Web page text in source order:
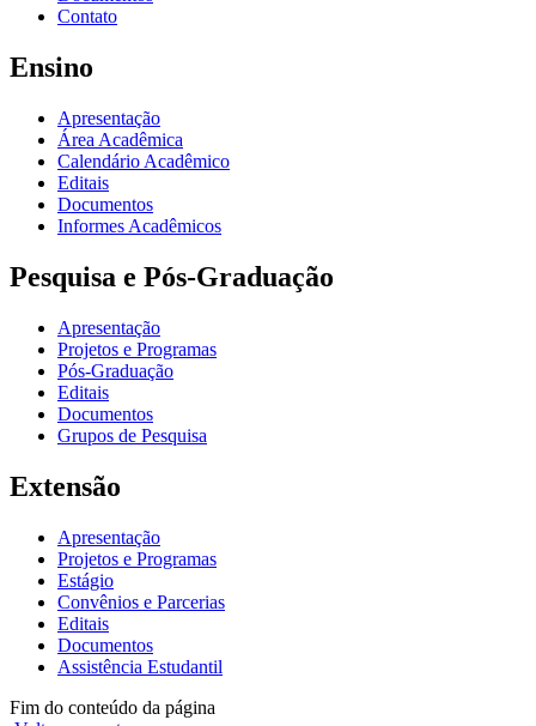
Contato
Ensino
Apresentação
Área Acadêmica
Calendário Acadêmico
Editais
Documentos
Informes Acadêmicos
Pesquisa e Pós-Graduação
Apresentação
Projetos e Programas
Pós-Graduação
Editais
Documentos
Grupos de Pesquisa
Extensão
Apresentação
Projetos e Programas
Estágio
Convênios e Parcerias
Editais
Documentos
Assistência Estudantil
Fim do conteúdo da página